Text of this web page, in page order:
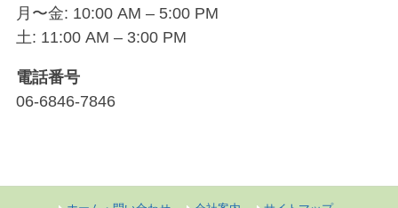
月〜金: 10:00 AM – 5:00 PM
土: 11:00 AM – 3:00 PM
電話番号
06-6846-7846